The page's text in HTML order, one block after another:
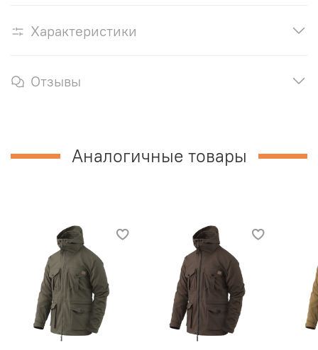
Характеристики
Отзывы
Аналогичные товары